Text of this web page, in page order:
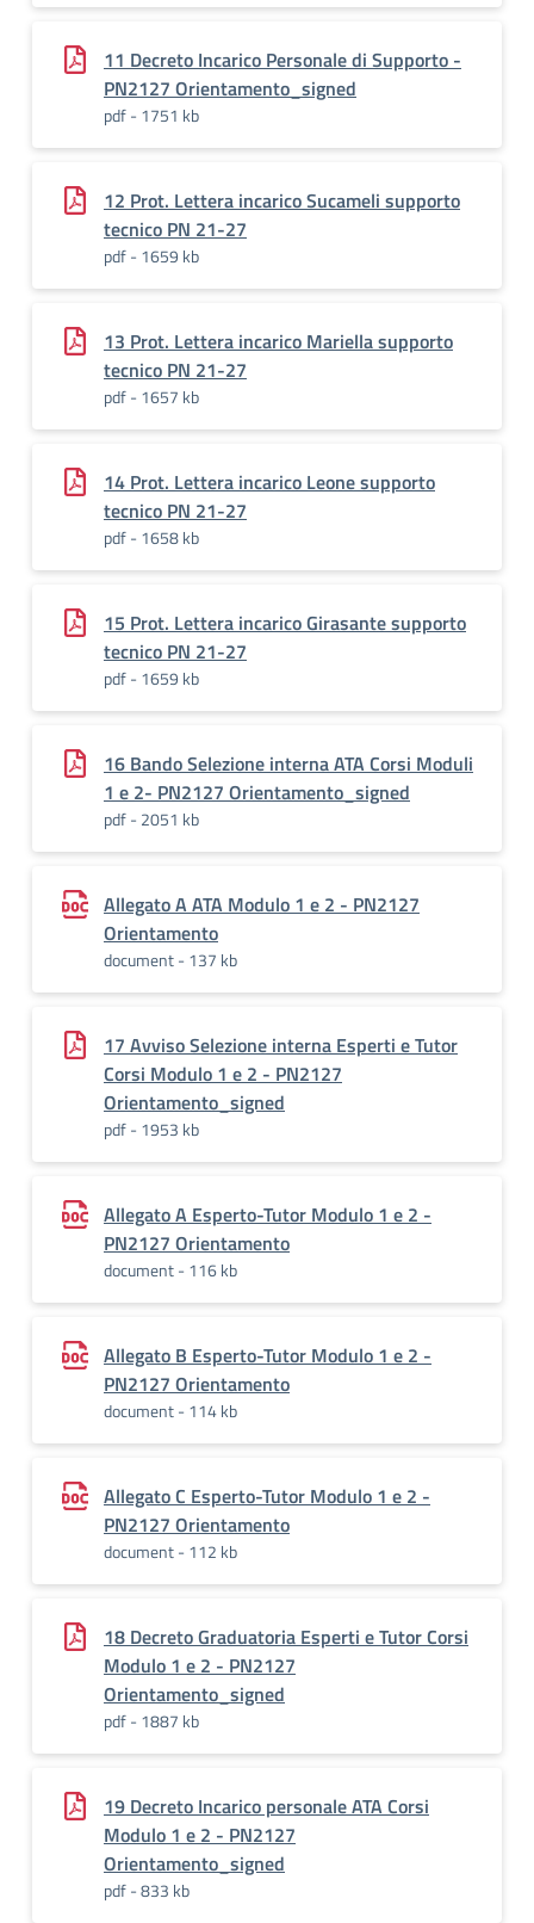
11 Decreto Incarico Personale di Supporto -
PN2127 Orientamento_signed
pdf - 1751 kb
12 Prot. Lettera incarico Sucameli supporto
tecnico PN 21-27
pdf - 1659 kb
13 Prot. Lettera incarico Mariella supporto
tecnico PN 21-27
pdf - 1657 kb
14 Prot. Lettera incarico Leone supporto
tecnico PN 21-27
pdf - 1658 kb
15 Prot. Lettera incarico Girasante supporto
tecnico PN 21-27
pdf - 1659 kb
16 Bando Selezione interna ATA Corsi Moduli
1 e 2- PN2127 Orientamento_signed
pdf - 2051 kb
Allegato A ATA Modulo 1 e 2 - PN2127
Orientamento
document - 137 kb
17 Avviso Selezione interna Esperti e Tutor
Corsi Modulo 1 e 2 - PN2127
Orientamento_signed
pdf - 1953 kb
Allegato A Esperto-Tutor Modulo 1 e 2 -
PN2127 Orientamento
document - 116 kb
Allegato B Esperto-Tutor Modulo 1 e 2 -
PN2127 Orientamento
document - 114 kb
Allegato C Esperto-Tutor Modulo 1 e 2 -
PN2127 Orientamento
document - 112 kb
18 Decreto Graduatoria Esperti e Tutor Corsi
Modulo 1 e 2 - PN2127
Orientamento_signed
pdf - 1887 kb
19 Decreto Incarico personale ATA Corsi
Modulo 1 e 2 - PN2127
Orientamento_signed
pdf - 833 kb